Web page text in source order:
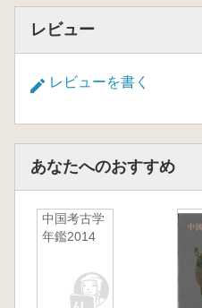
レビュー
レビューを書く
あなたへのおすすめ
中国考古学
年鑑2014